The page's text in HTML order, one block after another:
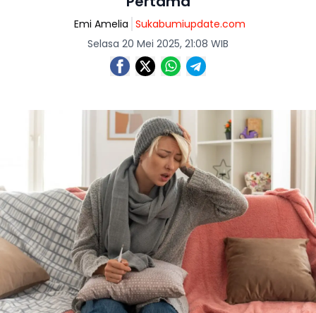
Emi Amelia Sukabumiupdate.com
Selasa 20 Mei 2025, 21:08 WIB